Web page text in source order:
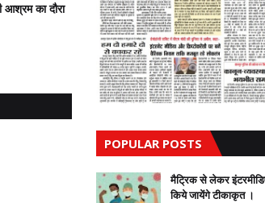
आश्रम का दौरा
POPULAR POSTS
मैट्रिक से लेकर
किये जायेंगे टीकाकृत ।